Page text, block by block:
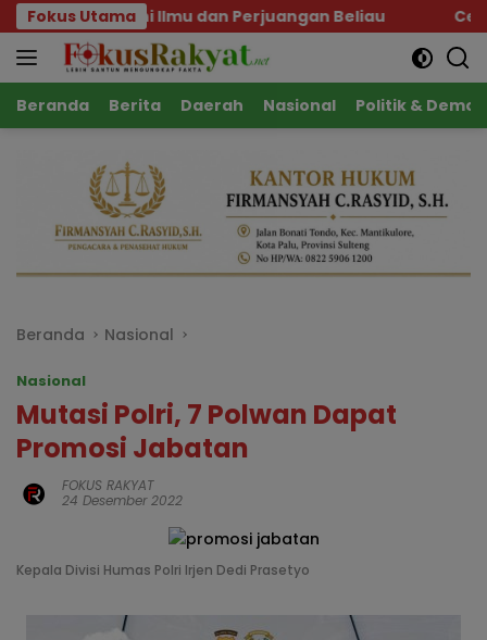
Langsung
ke
konten
Fokus Utama
Ilmu dan Perjuangan Beliau Cegah Karhutla
Beranda Berita Daerah Nasional Politik &
Beranda Nasional
Nasional
Mutasi Polri, 7 Polwan Dapat
Promosi Jabatan
FOKUS RAKYAT
24 Desember 2022
Kepala Divisi Humas Polri Irjen Dedi Prasetyo